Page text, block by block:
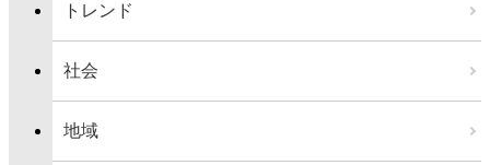
トレンド
社会
地域